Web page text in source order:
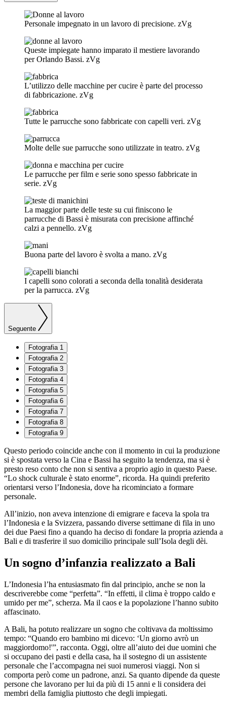
Personale impegnato in un lavoro di precisione. zVg
Queste impiegate hanno imparato il mestiere lavorando
per Orlando Bassi. zVg
L’utilizzo delle macchine per cucire è parte del processo
di fabbricazione. zVg
Tutte le parrucche sono fabbricate con capelli veri. zVg
Molte delle sue parrucche sono utilizzate in teatro. zVg
Le parrucche per film e serie sono spesso fabbricate in
serie. zVg
La maggior parte delle teste su cui finiscono le
parrucche di Bassi è misurata con precisione affinché
calzi a pennello. zVg
Buona parte del lavoro è svolta a mano. zVg
I capelli sono colorati a seconda della tonalità desiderata
per la parrucca. zVg
Seguente
Fotografia 1
Fotografia 2
Fotografia 3
Fotografia 4
Fotografia 5
Fotografia 6
Fotografia 7
Fotografia 8
Fotografia 9
Questo periodo coincide anche con il momento in cui la produzione
si è spostata verso la Cina e Bassi ha seguito la tendenza, ma si è
presto reso conto che non si sentiva a proprio agio in questo Paese.
“Lo shock culturale è stato enorme”, ricorda. Ha quindi preferito
orientarsi verso l’Indonesia, dove ha ricominciato a formare
personale.
All’inizio, non aveva intenzione di emigrare e faceva la spola tra
l’Indonesia e la Svizzera, passando diverse settimane di fila in uno
dei due Paesi fino a quando ha deciso di fondare la propria azienda a
Bali e di trasferire il suo domicilio principale sull’Isola degli dèi.
Un sogno d’infanzia realizzato a Bali
L’Indonesia l’ha entusiasmato fin dal principio, anche se non la
descriverebbe come “perfetta”. “In effetti, il clima è troppo caldo e
umido per me”, scherza. Ma il caos e la popolazione l’hanno subito
affascinato.
A Bali, ha potuto realizzare un sogno che coltivava da moltissimo
tempo: “Quando ero bambino mi dicevo: ‘Un giorno avrò un
maggiordomo!'”, racconta. Oggi, oltre all’aiuto dei due uomini che
si occupano dei pasti e della casa, ha il sostegno di un assistente
personale che l’accompagna nei suoi numerosi viaggi. Non si
comporta però come un padrone, anzi. Sa quanto dipende da queste
persone che lavorano per lui da più di 15 anni e li considera dei
membri della famiglia piuttosto che degli impiegati.